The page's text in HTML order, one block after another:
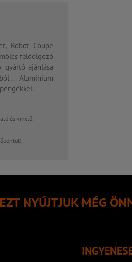
Robot Coupe
feldolgozó
ajánlása
Alumínium
és vihető.
EZT NYÚJTJUK MÉG